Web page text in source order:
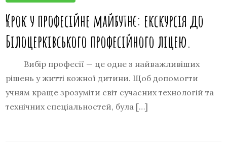
Крок у професійне майбутнє: екскурсія до
Білоцерківського професійного ліцею.
Вибір професії — це одне з найважливіших
рішень у житті кожної дитини. Щоб допомогти
учням краще зрозуміти світ сучасних технологій та
технічних спеціальностей, була […]